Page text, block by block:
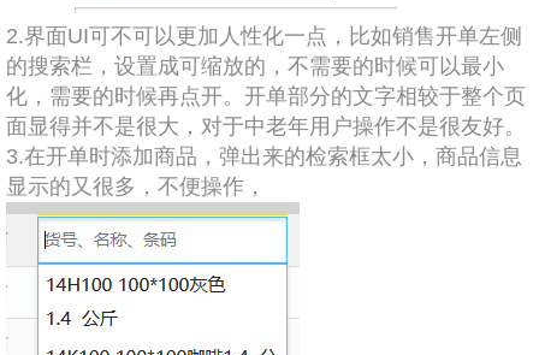
2.界面UI可不可以更加人性化一点，比如销售开单左侧
的搜索栏，设置成可缩放的，不需要的时候可以最小
化，需要的时候再点开。开单部分的文字相较于整个页
面显得并不是很大，对于中老年用户操作不是很友好。
3.在开单时添加商品，弹出来的检索框太小，商品信息
显示的又很多，不便操作，